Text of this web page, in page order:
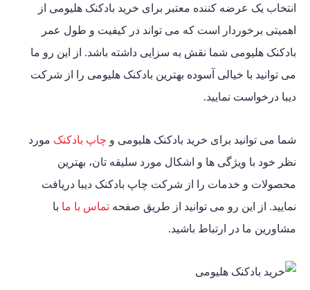
انتخاب یک عرضه کننده معتبر برای خرید بادکنک هلیومی از
اهمیتی برخوردار است که می تواند در کیفیت و طول عمر
بادکنک هلیومی شما نقش به سزایی داشته باشد. از این رو ما
می توانید با خیالی آسوده بهترین بادکنک هلیومی را از شرکت
دیبا درخواست نمایید.
شما می توانید برای خرید بادکنک هلیومی و چاپ بادکنک مورد
نظر خود با ویژگی ها و اشکال مورد سلیقه تان، بهترین
محصولات و خدمات را از شرکت چاپ بادکنک دیبا دریافت
نمایید. از این رو می توانید از طریق صفحه تماس با ما با
مشاورین ما در ارتباط باشید.